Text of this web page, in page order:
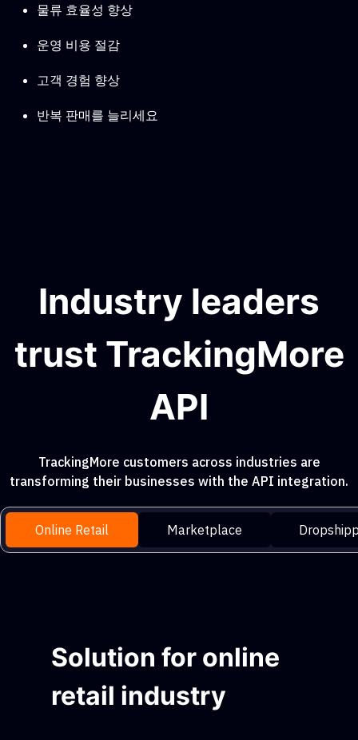
물류 효율성 향상
운영 비용 절감
고객 경험 향상
반복 판매를 늘리세요
Industry leaders
trust TrackingMore
API
TrackingMore customers across industries are
transforming their businesses with the API integration.
Online Retail Marketplace
Solution for online
retail industry